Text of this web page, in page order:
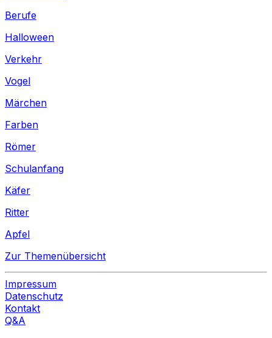
Berufe
Halloween
Verkehr
Vogel
Märchen
Farben
Römer
Schulanfang
Käfer
Ritter
Apfel
Zur Themenübersicht
Impressum
Datenschutz
Kontakt
Q&A